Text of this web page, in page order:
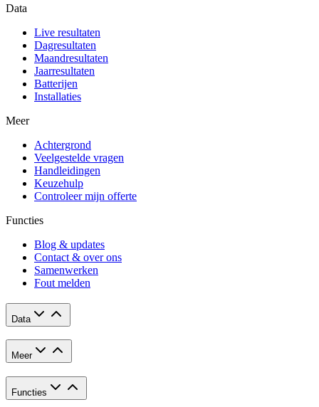
Data
Live resultaten
Dagresultaten
Maandresultaten
Jaarresultaten
Batterijen
Installaties
Meer
Achtergrond
Veelgestelde vragen
Handleidingen
Keuzehulp
Controleer mijn offerte
Functies
Blog & updates
Contact & over ons
Samenwerken
Fout melden
Data
Meer
Functies